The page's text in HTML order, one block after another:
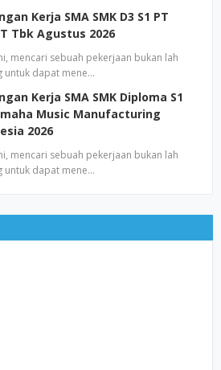
Kerja SMA SMK D3 S1 PT
Tbk Agustus 2026
mencari sebuah pekerjaan bukan lah
untuk dapat mene…
Kerja SMA SMK Diploma S1
Music Manufacturing
2026
mencari sebuah pekerjaan bukan lah
untuk dapat mene…